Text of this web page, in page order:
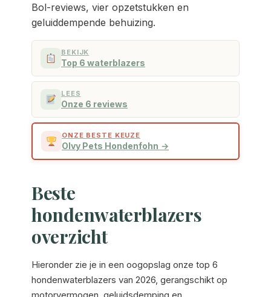
Bol-reviews, vier opzetstukken en
geluiddempende behuizing.
BEKIJK
Top 6 waterblazers
LEES
Onze 6 reviews
ONZE BESTE KEUZE
Olvy Pets Hondenfohn
Beste
hondenwaterblazers
overzicht
Hieronder zie je in een oogopslag onze top 6
hondenwaterblazers van 2026, gerangschikt op